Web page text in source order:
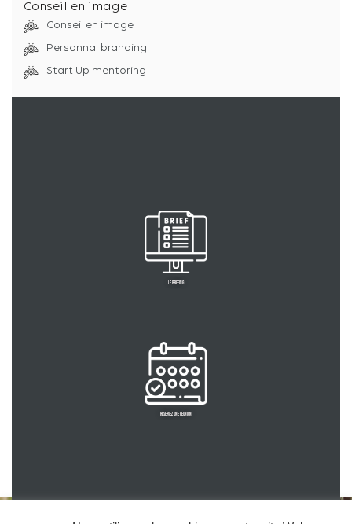
Conseil en image
Conseil en image
Personnal branding
Start-Up mentoring
LE BRIEFING
RESERVEZ UNE REUNION